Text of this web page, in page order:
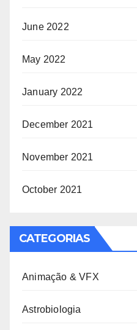
June 2022
May 2022
January 2022
December 2021
November 2021
October 2021
CATEGORIAS
Animação & VFX
Astrobiologia